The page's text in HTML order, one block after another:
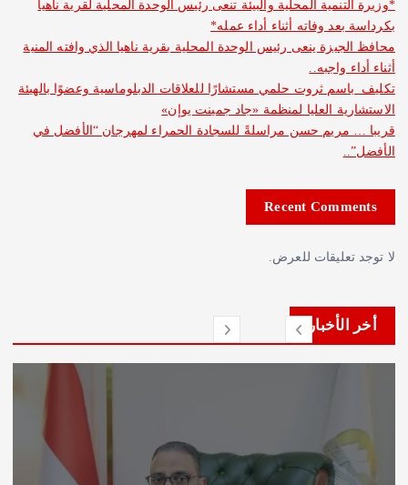
المحلية والبيئة تنعى رئيس الوحدة المحلية لقرية ناهيا
وفاته أثناء أداء عمله*
ينعى رئيس الوحدة المحلية بقرية ناهيا الذي وافته المنية
ثروت حلمي مستشارًا للعلاقات الدبلوماسية وعضوًا بالهيئة
العليا لمنظمة «جاد جمينت يوإن»
حسن مراسلةً للسجادة الحمراء لمهرجان “الأفضل في
Recent
للعرض.